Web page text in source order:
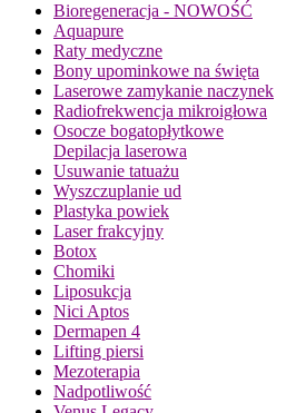
Bioregeneracja - NOWOŚĆ
Aquapure
Raty medyczne
Bony upominkowe na święta
Laserowe zamykanie naczynek
Radiofrekwencja mikroigłowa
Osocze bogatopłytkowe
Depilacja laserowa
Usuwanie tatuażu
Wyszczuplanie ud
Plastyka powiek
Laser frakcyjny
Botox
Chomiki
Liposukcja
Nici Aptos
Dermapen 4
Lifting piersi
Mezoterapia
Nadpotliwość